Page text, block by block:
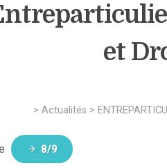
et
> Actualités >
8/9